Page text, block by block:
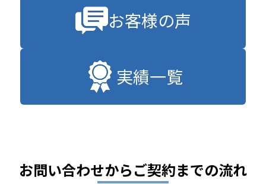
お客様の声
実績一覧
お問い合わせからご契約までの流れ